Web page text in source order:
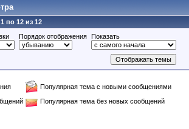
по 12 из 12
Порядок отображения Показать
Популярная тема с новыми сообщениями
Популярная тема без новых сообщений